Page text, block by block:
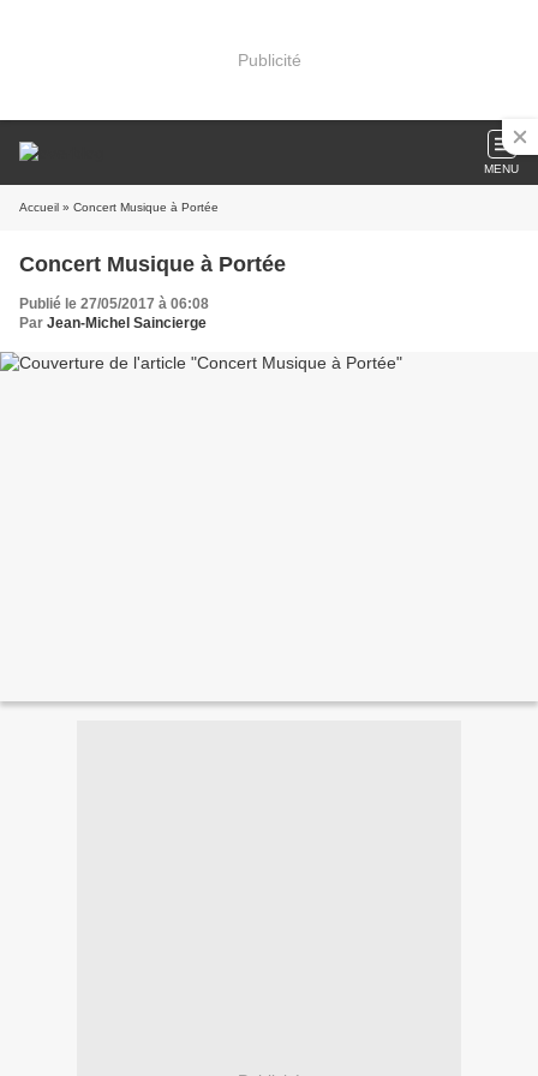
Publicité
MENU
Accueil » Concert Musique à Portée
Concert Musique à Portée
Publié le 27/05/2017 à 06:08
Par Jean-Michel Saincierge